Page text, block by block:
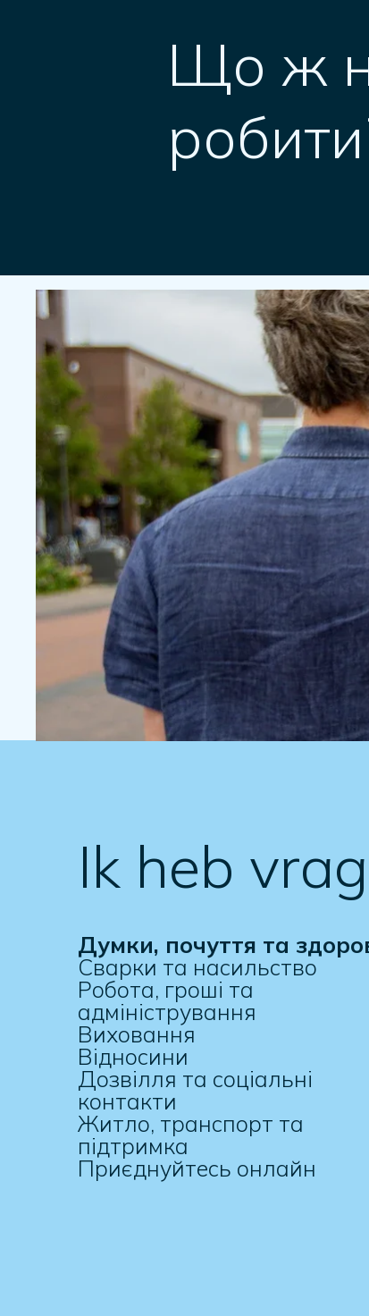
Що ж
Ik heb
Думки, почуття та
Сварки та насильство
Робота, гроші та
адміністрування
Виховання
Відносини
Дозвілля та соціальні
контакти
Житло, транспорт та
підтримка
Приєднуйтесь онлайн